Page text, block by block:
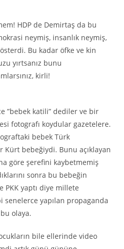
HDP de Demirtaş da bu
neymiş, insanlık neymiş,
Bu kadar öfke ve kin
yırtsanız bunu
kirli!
”bebek katili” dediler ve bir
fotografı koydular gazetelere.
bebek Türk
bebeğiydi. Bunu açıklayan
göre şerefini kaybetmemiş
sonra bu bebeğin
PKK yaptı diye millete
senelerce yapılan propaganda
olaya.
bile ellerinde video